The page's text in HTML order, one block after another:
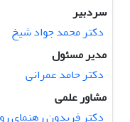
سردبیر
دکتر محمد جواد شیخ
مدیر مسئول
دکتر حامد عمرانی
مشاور علمی
دکتر فریدون رهنمای